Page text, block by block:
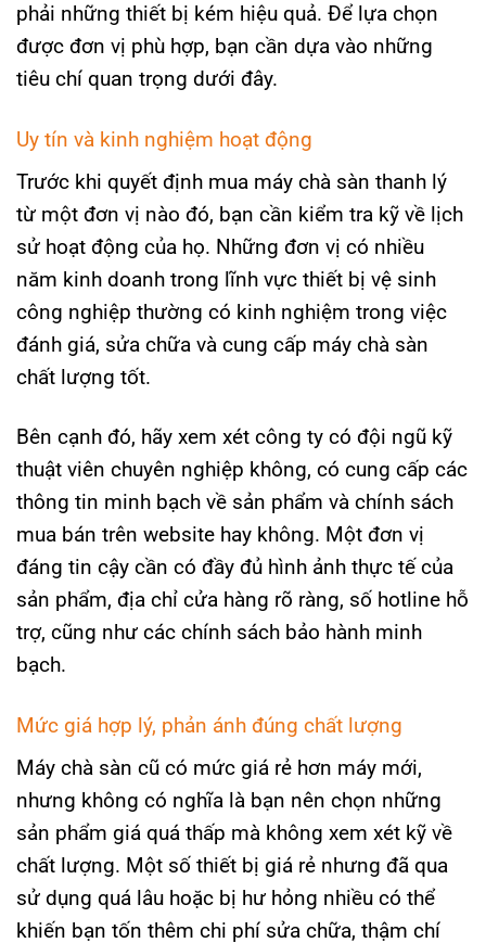
phải những thiết bị kém hiệu quả. Để lựa chọn
được đơn vị phù hợp, bạn cần dựa vào những
tiêu chí quan trọng dưới đây.
Uy tín và kinh nghiệm hoạt động
Trước khi quyết định mua máy chà sàn thanh lý
từ một đơn vị nào đó, bạn cần kiểm tra kỹ về lịch
sử hoạt động của họ. Những đơn vị có nhiều
năm kinh doanh trong lĩnh vực thiết bị vệ sinh
công nghiệp thường có kinh nghiệm trong việc
đánh giá, sửa chữa và cung cấp máy chà sàn
chất lượng tốt.
Bên cạnh đó, hãy xem xét công ty có đội ngũ kỹ
thuật viên chuyên nghiệp không, có cung cấp các
thông tin minh bạch về sản phẩm và chính sách
mua bán trên website hay không. Một đơn vị
đáng tin cậy cần có đầy đủ hình ảnh thực tế của
sản phẩm, địa chỉ cửa hàng rõ ràng, số hotline hỗ
trợ, cũng như các chính sách bảo hành minh
bạch.
Mức giá hợp lý, phản ánh đúng chất lượng
Máy chà sàn cũ có mức giá rẻ hơn máy mới,
nhưng không có nghĩa là bạn nên chọn những
sản phẩm giá quá thấp mà không xem xét kỹ về
chất lượng. Một số thiết bị giá rẻ nhưng đã qua
sử dụng quá lâu hoặc bị hư hỏng nhiều có thể
khiến bạn tốn thêm chi phí sửa chữa, thậm chí